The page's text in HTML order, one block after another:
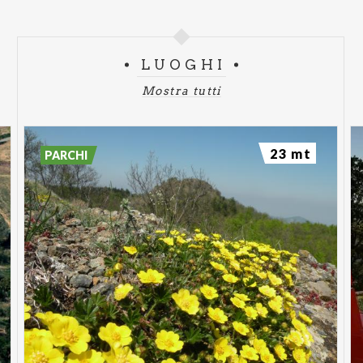
LUOGHI
Mostra tutti
PARCHI 23 mt